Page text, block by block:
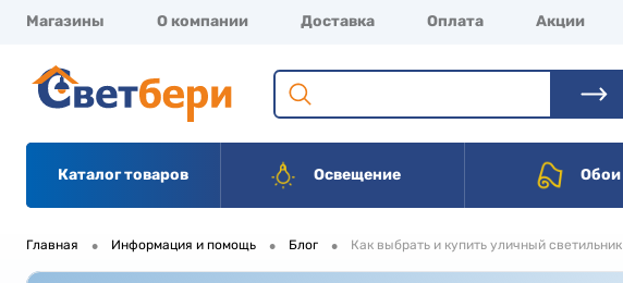
Магазины О компании Доставка Оплата Акции
Каталог товаров Освещение Обои
Главная • Информация и помощь • Блог • Как выбрать и купить уличный светильник